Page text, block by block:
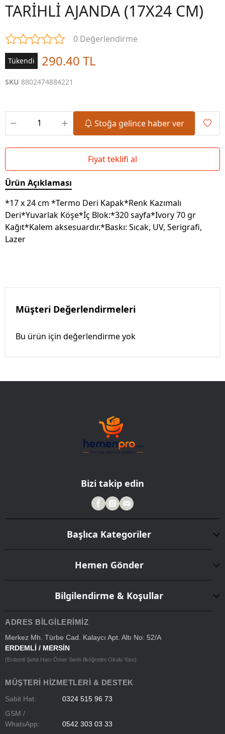
TARİHLİ AJANDA (17X24 CM)
0 Değerlendirme
Tükendi 290.40 TL
SKU 8802474884221
Stoğa gelince haber ver
Fiyat teklifi al
Ürün Açıklaması
*17 x 24 cm *Termo Deri Kapak*Renk Kazımalı
Deri*Yuvarlak Köşe*İç Blok:*320 sayfa*Ivory 70 gr
Kağıt*Kalem aksesuardır.*Baskı: Sıcak, UV, Serigrafi,
Lazer
Müşteri Değerlendirmeleri
Bu ürün için değerlendirme yok
Bizi takip edin
Başlıca Kategoriler
Hemen Gönder
Bilgilendirme & Koşullar
ADRES BILGILERIMIZ
Merkez Mh. Türbe Cad. Kalaycı Apt. Altı No: 52/A
ERDEMLİ / MERSİN
(Erdemli Şehit Hacı Ömer Serin İlköğretim Okulu Yanı)
MÜŞTERI HIZMETLERI & DESTEK
Sabit Hat:
0324 515 96 73
GSM /
WhatsApp:
0542 303 03 33